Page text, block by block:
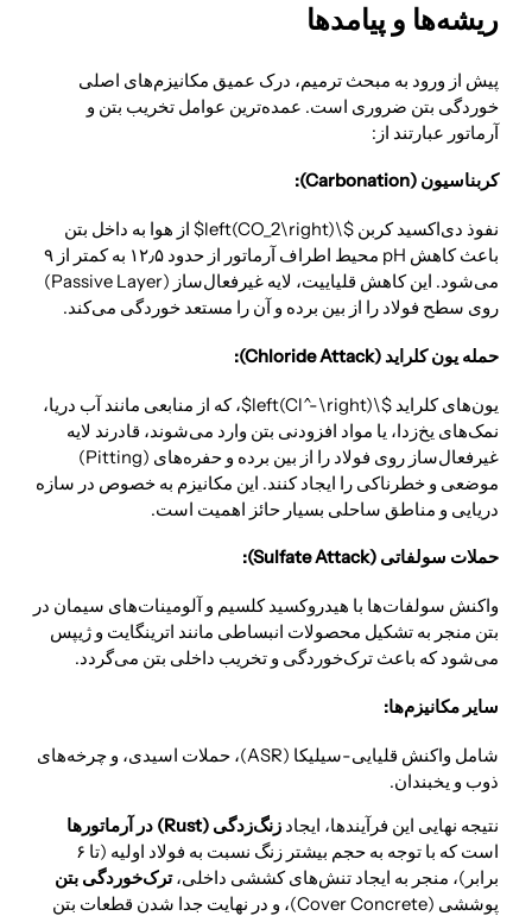
ریشه‌ها و پیامدها
پیش از ورود به مبحث ترمیم، درک عمیق مکانیزم‌های اصلی
خوردگی بتن ضروری است. عمده‌ترین عوامل تخریب بتن و
آرماتور عبارتند از:
کربناسیون (Carbonation):
نفوذ دی‌اکسید کربن $\left(CO_2\right)$ از هوا به داخل بتن
باعث کاهش pH محیط اطراف آرماتور از حدود ۱۲٫۵ به کمتر از ۹
می‌شود. این کاهش قلیاییت، لایه غیرفعال‌ساز (Passive Layer)
روی سطح فولاد را از بین برده و آن را مستعد خوردگی می‌کند.
حمله یون کلراید (Chloride Attack):
یون‌های کلراید $\left(Cl^-\right)$، که از منابعی مانند آب دریا،
نمک‌های یخ‌زدا، یا مواد افزودنی بتن وارد می‌شوند، قادرند لایه
غیرفعال‌ساز روی فولاد را از بین برده و حفره‌های (Pitting)
موضعی و خطرناکی را ایجاد کنند. این مکانیزم به خصوص در سازه
دریایی و مناطق ساحلی بسیار حائز اهمیت است.
حملات سولفاتی (Sulfate Attack):
واکنش سولفات‌ها با هیدروکسید کلسیم و آلومینات‌های سیمان در
بتن منجر به تشکیل محصولات انبساطی مانند اترینگایت و ژیپس
می‌شود که باعث ترک‌خوردگی و تخریب داخلی بتن می‌گردد.
سایر مکانیزم‌ها:
شامل واکنش قلیایی-سیلیکا (ASR)، حملات اسیدی، و چرخه‌های
ذوب و یخبندان.
نتیجه نهایی این فرآیندها، ایجاد زنگ‌زدگی (Rust) در آرماتورها
است که با توجه به حجم بیشتر زنگ نسبت به فولاد اولیه (تا ۶
برابر)، منجر به ایجاد تنش‌های کششی داخلی،ترک‌خوردگی بتن
پوششی (Cover Concrete)، و در نهایت جدا شدن قطعات بتن